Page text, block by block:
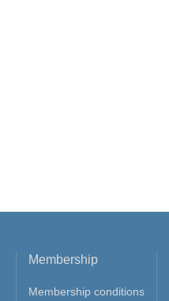
Membership
Membership conditions